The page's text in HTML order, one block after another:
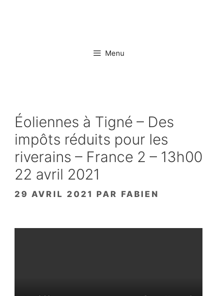
Menu
Éoliennes à Tigné – Des
impôts réduits pour les
riverains – France 2 – 13h00
22 avril 2021
29 AVRIL 2021 PAR FABIEN